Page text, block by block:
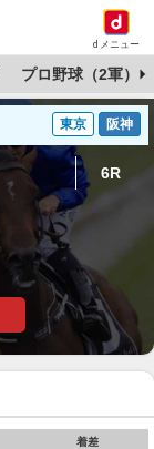
dメニュー
プロ野球（2軍）
東京 阪神
6R
着差